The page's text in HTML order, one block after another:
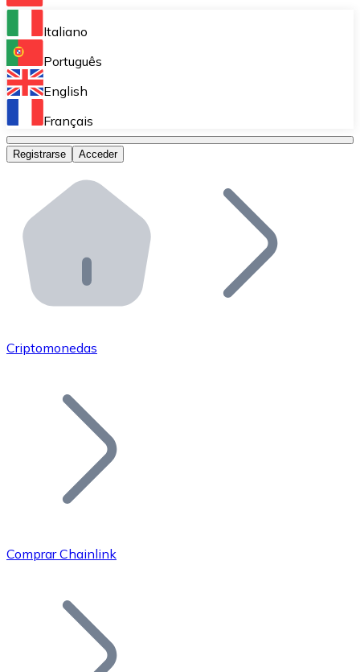
Bitnovo Ramp
Integra nuestra solución en tu plataforma.
Bitnovo Giftcards
Bitnovo OTC
Bitnovo ATM
Integra un ATM Bitnovo en tu negocio y permite que
Bitnovo API
Integra nuestra API en tu ecosistema.
Únete a nuestra red de distribuidores.
Añade tu proyecto a nuestro ecosistema.
Bitcoin
Italiano
Português
English
Français
Registrarse Acceder
Criptomonedas
Comprar Chainlink